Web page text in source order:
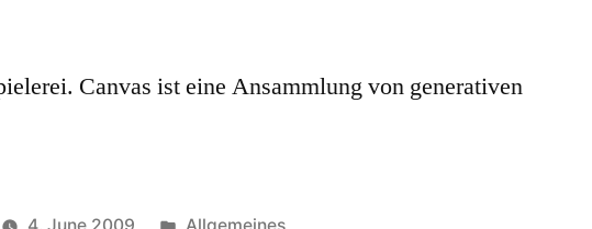
Canvas ist eine Ansammlung von generativen
Posted